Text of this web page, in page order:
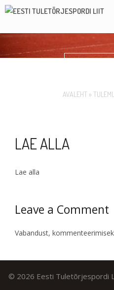
Skip
AVALEHT »
LAE ALLA
Lae alla
Leave a Comment
Vabandust,
© 2026 Eesti Tuletõrjespordi